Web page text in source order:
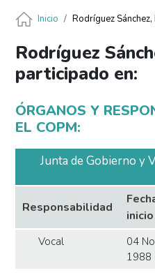
Ruta de
Inicio Rodríguez Sánchez,
Rodríguez
participado en:
ÓRGANOS Y
EL COPM:
Junta de Gobierno y
Responsabilidad
inicio
Vocal
04
1988